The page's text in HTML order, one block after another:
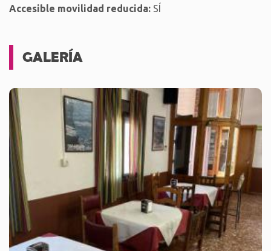
Accesible movilidad reducida: SÍ
GALERÍA